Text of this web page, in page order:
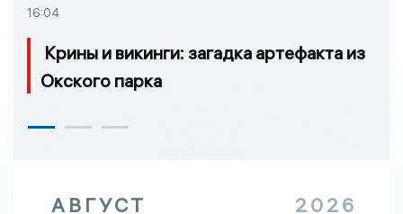
16:04
Крины и викинги: загадка артефакта из
Окского парка
АВГУСТ 2026